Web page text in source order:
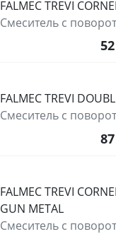
FALMEC TREVI
Смеситель с
FALMEC TREVI
Смеситель с
FALMEC TREVI
GUN METAL
Смеситель с